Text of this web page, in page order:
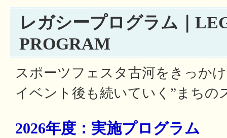
レガシープログラム｜
PROGRAM
スポーツフェスタ古河をきっか
イベント後も続いていく”まちの
2026年度：実施プログラム